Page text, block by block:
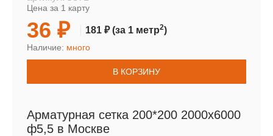
Цена за 1 карту
36 ₽ 181 ₽(за 1 метр2)
Наличие: много
В КОРЗИНУ
Арматурная сетка 200*200 2000х6000
ф5,5 в Москве